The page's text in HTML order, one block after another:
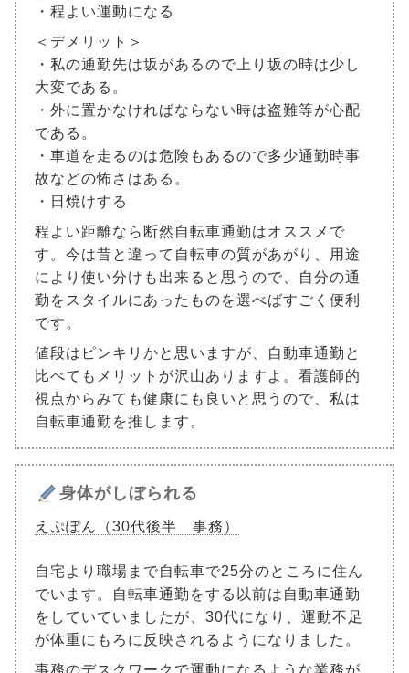
・程よい運動になる
＜デメリット＞
・私の通勤先は坂があるので上り坂の時は少し
大変である。
・外に置かなければならない時は盗難等が心配
である。
・車道を走るのは危険もあるので多少通勤時事
故などの怖さはある。
・日焼けする
程よい距離なら断然自転車通勤はオススメで
す。今は昔と違って自転車の質があがり、用途
により使い分けも出来ると思うので、自分の通
勤をスタイルにあったものを選べばすごく便利
です。
値段はピンキリかと思いますが、自動車通勤と
比べてもメリットが沢山ありますよ。看護師的
視点からみても健康にも良いと思うので、私は
自転車通勤を推します。
身体がしぼられる
えぷぽん（30代後半 事務）
自宅より職場まで自転車で25分のところに住ん
でいます。自転車通勤をする以前は自動車通勤
をしていていましたが、30代になり、運動不足
が体重にもろに反映されるようになりました。